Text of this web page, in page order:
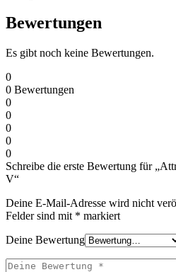
Bewertungen
Es gibt noch keine Bewertungen.
0
0 Bewertungen
0
0
0
0
0
Schreibe die erste Bewertung für
V“
Deine E-Mail-Adresse wird nicht
Felder sind mit * markiert
Deine Bewertung